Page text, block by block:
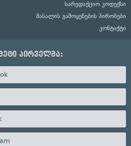
სარედაქციო კოდექსი
მასალის გამოყენების პირობები
კონტაქტი
პირველმა: